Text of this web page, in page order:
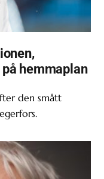
hemmaplan
den smått